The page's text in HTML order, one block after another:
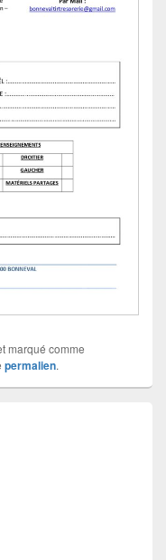
marqué comme
permalien.